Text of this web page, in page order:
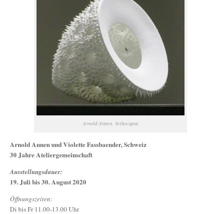
Arnold Annen, Sethocapsa
Arnold Annen und Violette Fassbaender, Schweiz
30 Jahre Ateliergemeinschaft
Ausstellungsdauer:
19. Juli bis 30. August 2020
Öffnungszeiten:
Di bis Fr 11.00-13.00 Uhr